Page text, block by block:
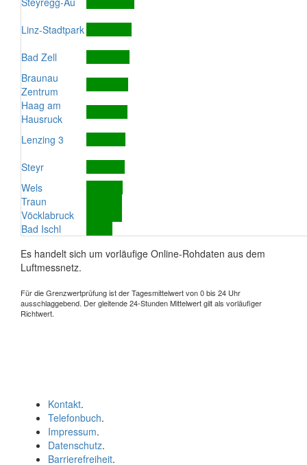
Linz-Stadtpark
Bad Zell
Braunau
Zentrum
Haag am
Hausruck
Lenzing 3
Steyr
Wels
Traun
Vöcklabruck
Bad Ischl
Es handelt sich um vorläufige Online-Rohdaten aus dem
Luftmessnetz.
Für die Grenzwertprüfung ist der Tagesmittelwert von 0 bis 24 Uhr
ausschlaggebend. Der gleitende 24-Stunden Mittelwert gilt als vorläufiger
Richtwert.
Kontakt.
Telefonbuch.
Impressum.
Datenschutz.
Barrierefreiheit.